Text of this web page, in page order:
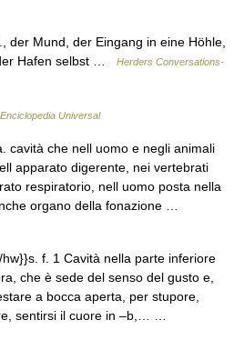
der Mund, der Eingang in eine Höhle,
Hafen selbst …
Herders Conversations-
Enciclopedia Universal
cavità che nell uomo e negli animali
apparato digerente, nei vertebrati
respiratorio, nell uomo posta nella
organo della fonazione …
f. 1 Cavità nella parte inferiore
che è sede del senso del gusto e,
a bocca aperta, per stupore,
sentirsi il cuore in –b,… …